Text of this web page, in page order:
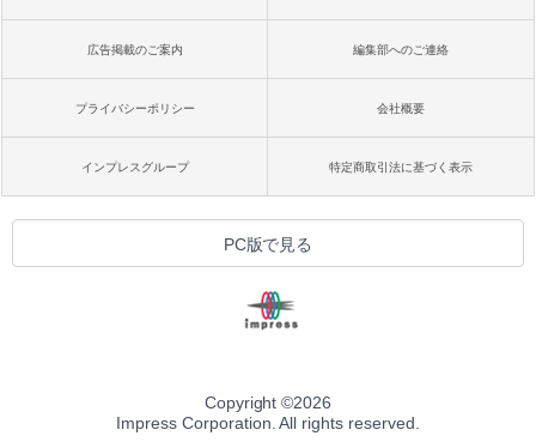
広告掲載のご案内 編集部へのご連絡
プライバシーポリシー 会社概要
インプレスグループ 特定商取引法に基づく表示
PC版で見る
Copyright ©2026
Impress Corporation. All rights reserved.